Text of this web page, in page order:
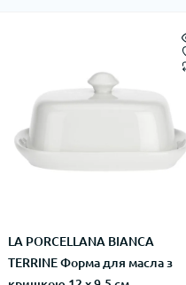
LA PORCELLANA BIANCA
TERRINE Форма для масла з